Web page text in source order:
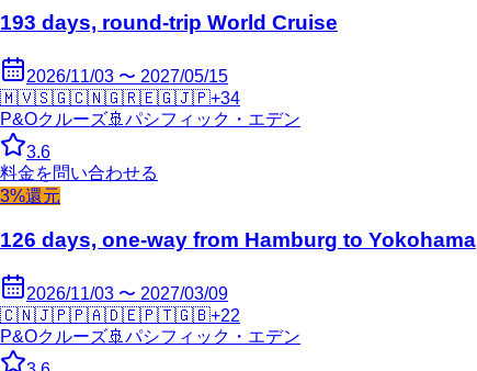
193 days, round-trip World Cruise
2026/11/03 〜 2027/05/15
🇲🇻🇸🇬🇨🇳🇬🇷🇪🇬🇯🇵+34
P&Oクルーズ🚢 パシフィック・エデン
3.6
料金を問い合わせる
3%還元
126 days, one-way from Hamburg to Yokohama
2026/11/03 〜 2027/03/09
🇨🇳🇯🇵🇵🇦🇩🇪🇵🇹🇬🇧+22
P&Oクルーズ🚢 パシフィック・エデン